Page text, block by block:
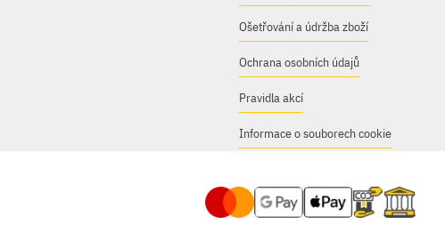
Ošetřování a údržba zboží
Ochrana osobních údajů
Pravidla akcí
Informace o souborech cookie